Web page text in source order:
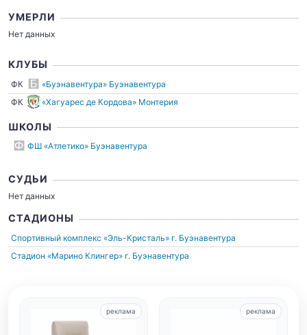
УМЕРЛИ
Нет данных
КЛУБЫ
ФК
«Буэнавентура» Буэнавентура
ФК
«Хагуарес де Кордова» Монтерия
ШКОЛЫ
ФШ «Атлетико» Буэнавентура
СУДЬИ
Нет данных
СТАДИОНЫ
Спортивный комплекс «Эль-Кристаль» г. Буэнавентура
Стадион «Марино Клингер» г. Буэнавентура
реклама реклама